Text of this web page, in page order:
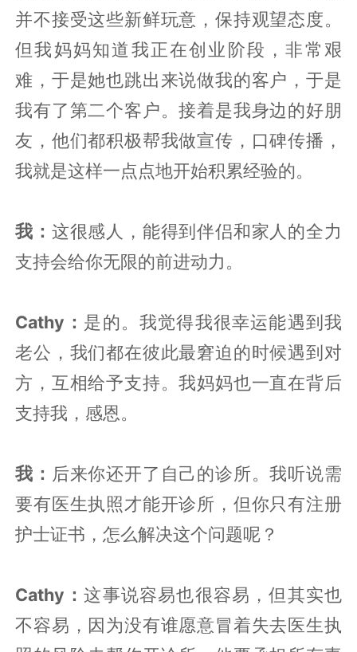
并不接受这些新鲜玩意，保持观望态度。
但我妈妈知道我正在创业阶段，非常艰
难，于是她也跳出来说做我的客户，于是
我有了第二个客户。接着是我身边的好朋
友，他们都积极帮我做宣传，口碑传播，
我就是这样一点点地开始积累经验的。
我： 这很感人，能得到伴侣和家人的全力
支持会给你无限的前进动力。
Cathy： 是的。我觉得我很幸运能遇到我
老公，我们都在彼此最窘迫的时候遇到对
方，互相给予支持。我妈妈也一直在背后
支持我，感恩。
我： 后来你还开了自己的诊所。我听说需
要有医生执照才能开诊所，但你只有注册
护士证书，怎么解决这个问题呢？
Cathy：这事说容易也很容易，但其实也
不容易，因为没有谁愿意冒着失去医生执